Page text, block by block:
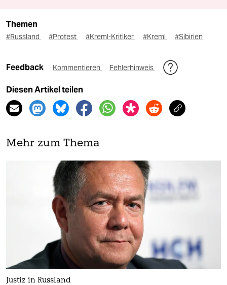
Themen
#Russland #Protest #Kreml-Kritiker #Kreml #Sibirien
Feedback Kommentieren Fehlerhinweis
Diesen Artikel teilen
Mehr zum Thema
Justiz in Russland